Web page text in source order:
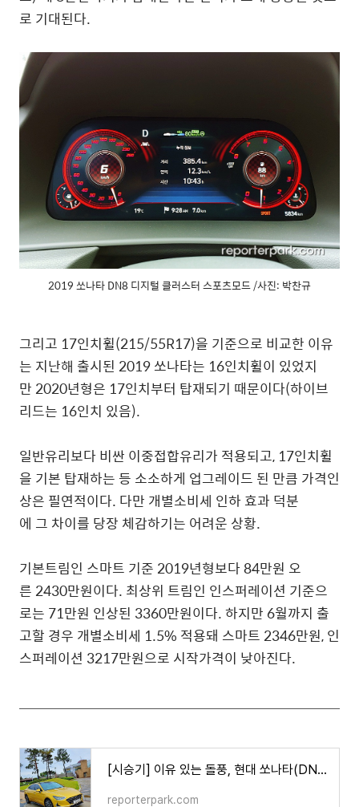
로 기대된다.
2019 쏘나타 DN8 디지털 클러스터 스포츠모드 /사진: 박찬규
그리고 17인치휠(215/55R17)을 기준으로 비교한 이유
는 지난해 출시된 2019 쏘나타는 16인치휠이 있었지
만 2020년형은 17인치부터 탑재되기 때문이다(하이브
리드는 16인치 있음).
일반유리보다 비싼 이중접합유리가 적용되고, 17인치휠
을 기본 탑재하는 등 소소하게 업그레이드 된 만큼 가격인
상은 필연적이다. 다만 개별소비세 인하 효과 덕분
에 그 차이를 당장 체감하기는 어려운 상황.
기본트림인 스마트 기준 2019년형보다 84만원 오
른 2430만원이다. 최상위 트림인 인스퍼레이션 기준으
로는 71만원 인상된 3360만원이다. 하지만 6월까지 출
고할 경우 개별소비세 1.5% 적용돼 스마트 2346만원, 인
스퍼레이션 3217만원으로 시작가격이 낮아진다.
[시승기] 이유 있는 돌풍, 현대 쏘나타(DN8)
reporterpark.com